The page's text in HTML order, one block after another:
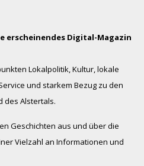
erscheinendes Digital-Magazin
Lokalpolitik, Kultur, lokale
und starkem Bezug zu den
des Alstertals.
Geschichten aus und über die
Vielzahl an Informationen und